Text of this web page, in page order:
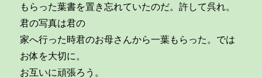
もらった葉書を置き忘れていたのだ。許して呉れ。
君の写真は君の
家へ行った時君のお母さんから一葉もらった。では
お体を大切に。
お互いに頑張ろう。